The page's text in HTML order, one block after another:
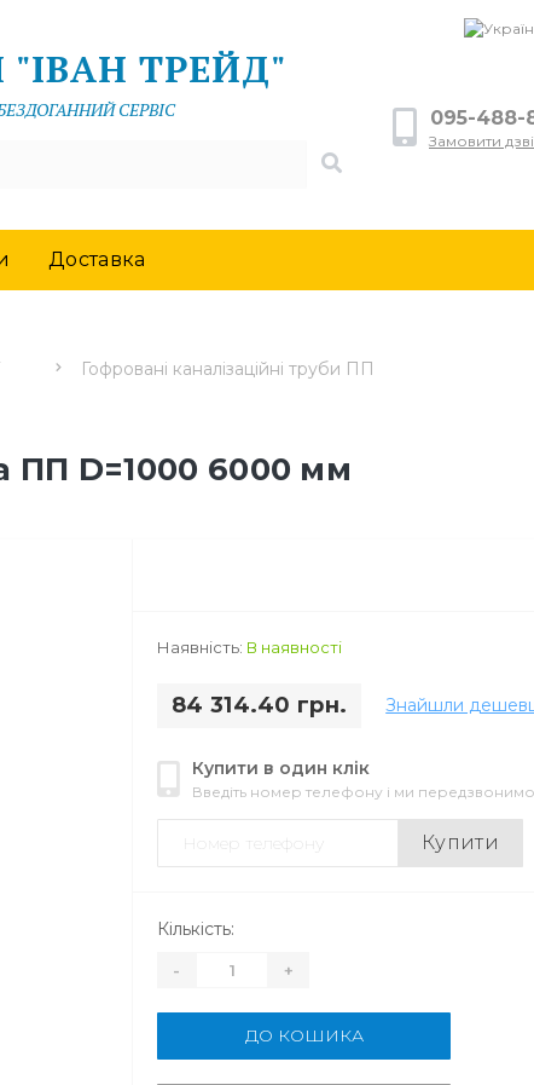
ТРЕЙД"
СЕРВІС 095-488-
Замовити
Доставка
Гофровані каналізаційні труби ПП
ПП D=1000 6000 мм
Наявність: В наявності
84 314.40 грн. Знайшли
Купити в один клік
Введіть номер телефону і ми передзвонимо
Купити
Кількість:
- +
ДО КОШИКА